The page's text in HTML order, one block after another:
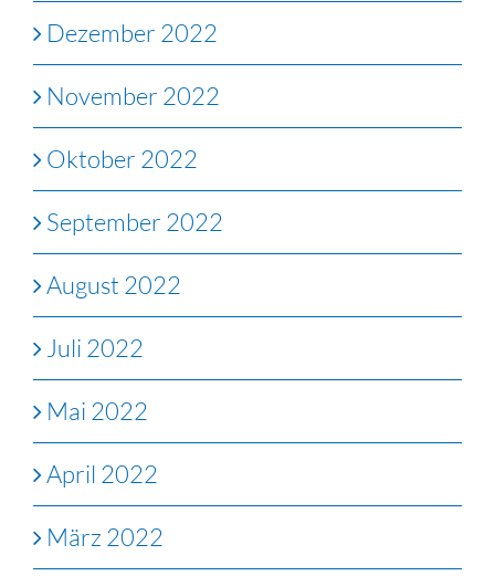
Dezember 2022
November 2022
Oktober 2022
September 2022
August 2022
Juli 2022
Mai 2022
April 2022
März 2022